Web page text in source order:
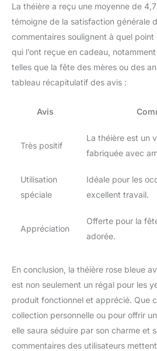
pour les
: notre
fête,
comptoir
et
mère,
fête
raison
vous
nous
moment
La théière a reçu une moyenne de
témoigne de la satisfaction générale
commentaires soulignent à quel
qui l’ont reçue en cadeau,
telles que la fête des mères ou des
tableau récapitulatif des avis :
Avis
Très positif
La théière est un
fabriquée avec
Utilisation
spéciale
Idéale pour les
excellent travail.
Appréciation
Offerte pour la
adorée.
En conclusion, la théière rose bleue
est non seulement un régal pour les
produit fonctionnel et apprécié. Que
collection personnelle ou pour offrir
elle saura séduire par son charme et
commentaires des utilisateurs